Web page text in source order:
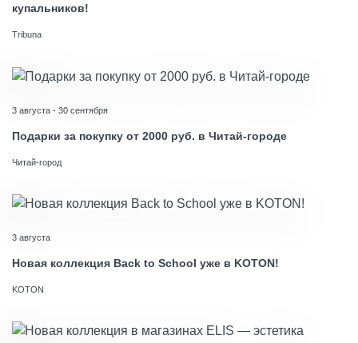
купальников!
Tribuna
3 августа - 30 сентября
Подарки за покупку от 2000 руб. в Читай-городе
Читай-город
3 августа
Новая коллекция Back to School уже в KOTON!
KOTON